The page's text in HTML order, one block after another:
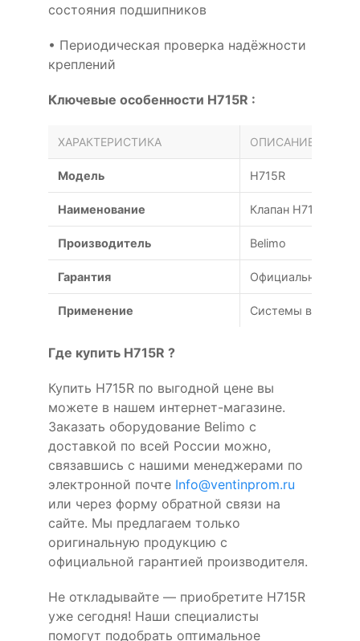
состояния подшипников
• Периодическая проверка надёжности
креплений
Ключевые особенности H715R :
ХАРАКТЕРИСТИКА ОПИСАНИЕ
Модель H715R
Наименование Клапан H715R
Производитель Belimo
Гарантия Официальная
Применение Системы
Где купить H715R ?
Купить H715R по выгодной цене вы
можете в нашем интернет-магазине.
Заказать оборудование Belimo с
доставкой по всей России можно,
связавшись с нашими менеджерами по
электронной почте Info@ventinprom.ru
или через форму обратной связи на
сайте. Мы предлагаем только
оригинальную продукцию с
официальной гарантией производителя.
Не откладывайте — приобретите H715R
уже сегодня! Наши специалисты
помогут подобрать оптимальное